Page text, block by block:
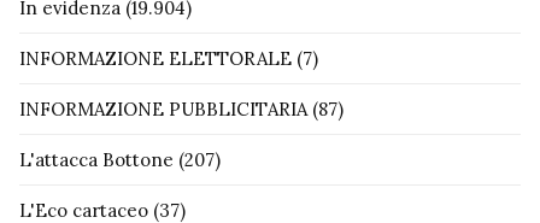
In evidenza (19.904)
INFORMAZIONE ELETTORALE (7)
INFORMAZIONE PUBBLICITARIA (87)
L'attacca Bottone (207)
L'Eco cartaceo (37)